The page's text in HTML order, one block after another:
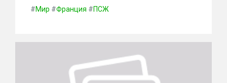
#Мир #Франция #ПСЖ